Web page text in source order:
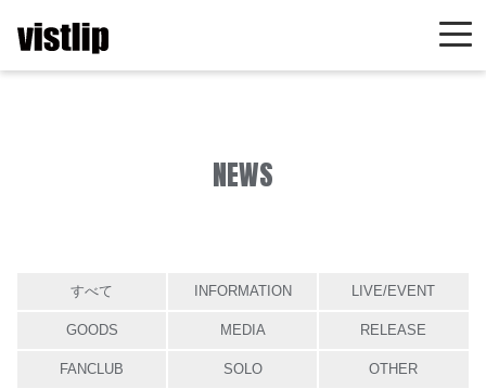
NEWS
すべて INFORMATION LIVE/EVENT
GOODS MEDIA RELEASE
FANCLUB SOLO OTHER